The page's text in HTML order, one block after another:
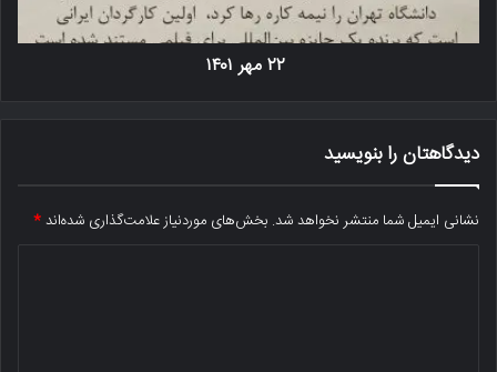
دیدگاهتان را بنویسید
نشانی ایمیل شما منتشر نخواهد شد. بخش‌های موردنیاز علامت‌گذاری شده‌اند*